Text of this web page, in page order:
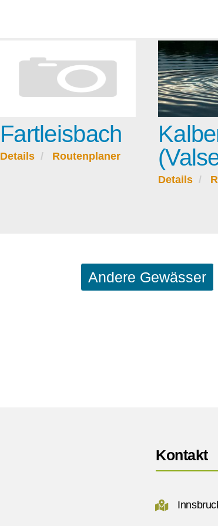
Fartleisbach
Details Routenplaner
Details
Andere Gewässer
Kontakt